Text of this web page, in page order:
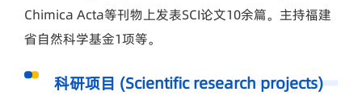
Chimica Acta等刊物上发表SCI论文10余篇。主持福建
省自然科学基金1项等。
科研项目 (Scientific research projects)